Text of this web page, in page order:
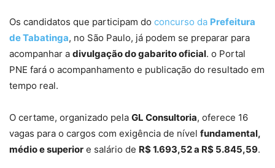
Os candidatos que participam do concurso da Prefeitura
de Tabatinga, no São Paulo, já podem se preparar para
acompanhar a divulgação do gabarito oficial. o Portal
PNE fará o acompanhamento e publicação do resultado em
tempo real.
O certame, organizado pela GL Consultoria, oferece 16
vagas para o cargos com exigência de nível fundamental,
médio e superior e salário de R$ 1.693,52 a R$ 5.845,59.